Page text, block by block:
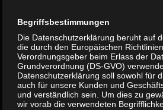
Kontakt
Begriffsbestimmungen
Die Datenschutzerklärung beruht auf
die durch den Europäischen
Verordnungsgeber beim Erlass der
Grundverordnung (DS-GVO)
Datenschutzerklärung soll sowohl für
auch für unsere Kunden und
und verständlich sein. Um dies zu
wir vorab die verwendeten